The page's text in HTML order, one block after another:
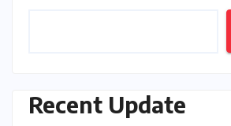
Recent Update